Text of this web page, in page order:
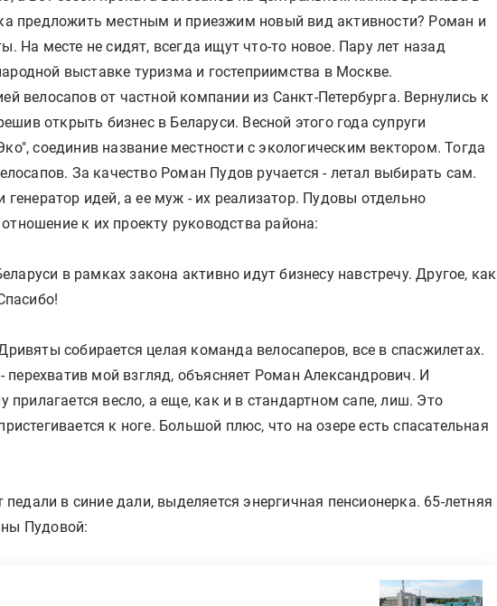
предложить местным и приезжим новый вид активности? Роман и
На месте не сидят, всегда ищут что-то новое. Пару лет назад
выставке туризма и гостеприимства в Москве.
велосапов от частной компании из Санкт-Петербурга. Вернулись к
открыть бизнес в Беларуси. Весной этого года супруги
соединив название местности с экологическим вектором. Тогда
За качество Роман Пудов ручается - летал выбирать сам.
идей, а ее муж - их реализатор. Пудовы отдельно
к их проекту руководства района:
в рамках закона активно идут бизнесу навстречу. Другое, как
собирается целая команда велосаперов, все в спасжилетах.
перехватив мой взгляд, объясняет Роман Александрович. И
прилагается весло, а еще, как и в стандартном сапе, лиш. Это
к ноге. Большой плюс, что на озере есть спасательная
педали в синие дали, выделяется энергичная пенсионерка. 65-летняя
Пудовой: